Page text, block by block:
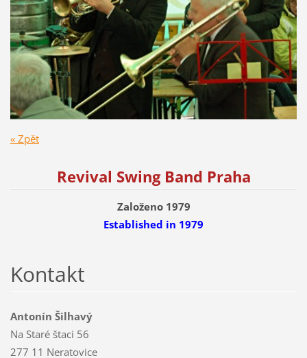
« Zpět
Revival Swing Band Praha
Založeno 1979
Established in 1979
Kontakt
Antonín Šilhavý
Na Staré štaci 56
277 11 Neratovice